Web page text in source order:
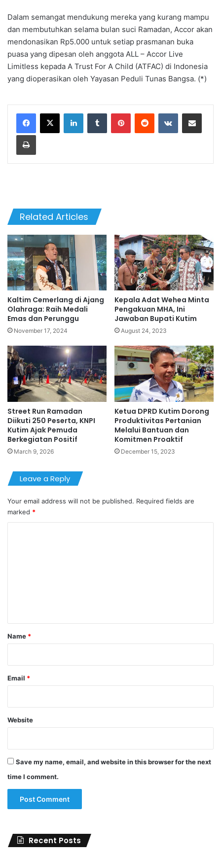
Dalam semangat mendukung mereka yang kurang mampu
dan membutuhkan selama bulan suci Ramadan, Accor akan
mendonasikan Rp5.000 untuk setiap prasmanan buka
puasa yang dipesan oleh anggota ALL – Accor Live
Limitless kepada A Trust For A Child (ATFAC) di Indonesia
yang dioperasikan oleh Yayasan Peduli Tunas Bangsa. (*)
LinkedInTumblr PinterestReddit VKontakteShare via Email
Print
Related Articles
Kaltim Cemerlang di Ajang
Olahraga: Raih Medali
Emas dan Perunggu
November 17, 2024
Kepala Adat Wehea Minta
Pengakuan MHA, Ini
Jawaban Bupati Kutim
August 24, 2023
Street Run Ramadan
Diikuti 250 Peserta, KNPI
Kutim Ajak Pemuda
Berkegiatan Positif
March 9, 2026
Ketua DPRD Kutim Dorong
Produktivitas Pertanian
Melalui Bantuan dan
Komitmen Proaktif
December 15, 2023
Leave a Reply
Your email address will not be published. Required fields are
marked *
*
Name *
Email *
Website
Save my name, email, and website in this browser for the next
time I comment.
Recent Posts